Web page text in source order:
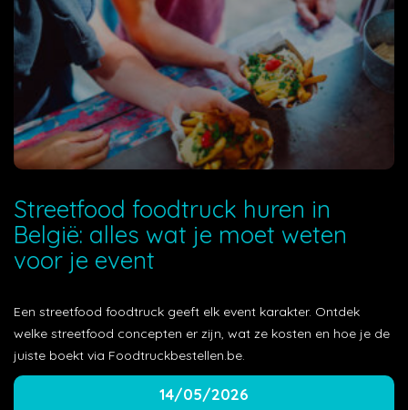
Streetfood foodtruck huren in
België: alles wat je moet weten
voor je event
Een streetfood foodtruck geeft elk event karakter. Ontdek
welke streetfood concepten er zijn, wat ze kosten en hoe je de
juiste boekt via Foodtruckbestellen.be.
14/05/2026